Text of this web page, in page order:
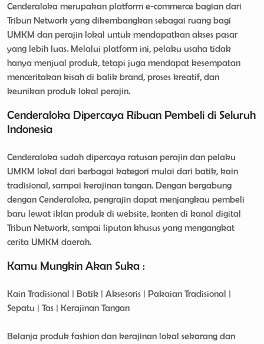
Cenderaloka merupakan platform e-commerce bagian dari
Tribun Network yang dikembangkan sebagai ruang bagi
UMKM dan perajin lokal untuk mendapatkan akses pasar
yang lebih luas. Melalui platform ini, pelaku usaha tidak
hanya menjual produk, tetapi juga mendapat kesempatan
menceritakan kisah di balik brand, proses kreatif, dan
keunikan produk lokal perajin.
Cenderaloka Dipercaya Ribuan Pembeli di Seluruh
Indonesia
Cenderaloka sudah dipercaya ratusan perajin dan pelaku
UMKM lokal dari berbagai kategori mulai dari batik, kain
tradisional, sampai kerajinan tangan. Dengan bergabung
dengan Cenderaloka, pengrajin dapat menjangkau pembeli
baru lewat iklan produk di website, konten di kanal digital
Tribun Network, sampai liputan khusus yang mengangkat
cerita UMKM daerah.
Kamu Mungkin Akan Suka :
Kain Tradisional | Batik | Aksesoris | Pakaian Tradisional |
Sepatu | Tas | Kerajinan Tangan
Belanja produk fashion dan kerajinan lokal sekarang dan